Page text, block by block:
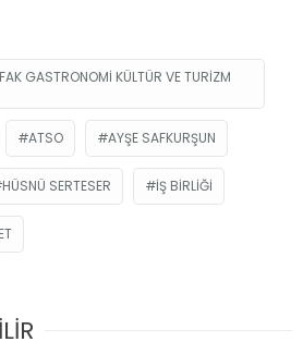
GASTRONOMI KÜLTÜR VE TURIZM
ATSO AYŞE SAFKURŞUN
HÜSNÜ SERTESER IŞ BIRLIĞI